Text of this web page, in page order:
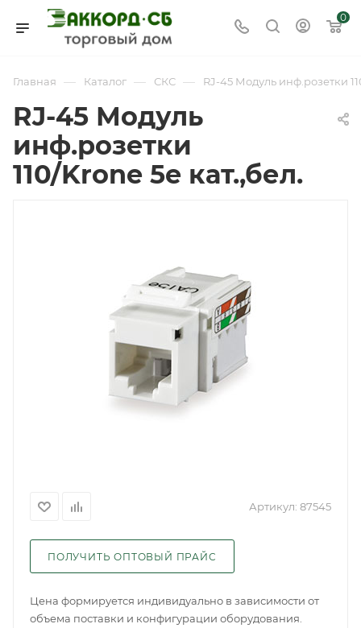
0
Главная — Каталог — СКС — RJ-45 Модуль инф.розетки
RJ-45 Модуль
инф.розетки
110/Krone 5e кат.,бел.
Артикул: 87545
ПОЛУЧИТЬ ОПТОВЫЙ ПРАЙС
Цена формируется индивидуально в зависимости от
объема поставки и конфигурации оборудования.